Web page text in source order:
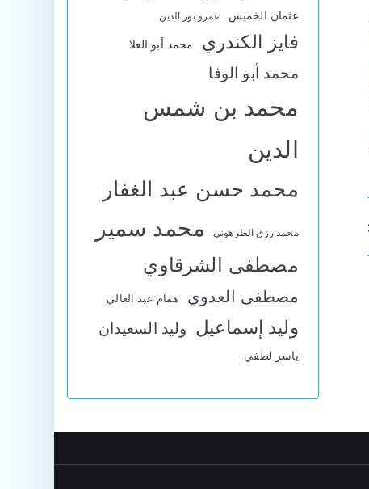
عثمان الخميس عمرو نور الدين
فايز الكندري محمد أبو العلا
محمد أبو الوفا
محمد بن شمس
الدين
محمد حسن عبد الغفار
محمد رزق الطرهوني محمد سمير
مصطفى الشرقاوي
مصطفى العدوي همام عبد العالي
وليد إسماعيل وليد السعيدان
ياسر لطفي